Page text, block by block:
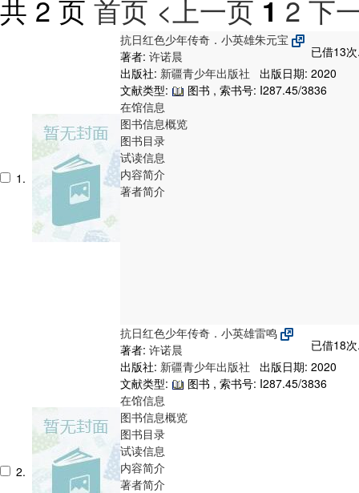
共 2 页 首页 <上一页 1 2 下
1.
抗日红色少年传奇．小英雄朱元宝
已借13
著者: 许诺晨
出版社: 新疆青少年出版社
出版日期: 2020
文献类型:
图书 , 索书号: I287.45/3836
在馆信息
图书信息概览
图书目录
试读信息
内容简介
著者简介
2.
抗日红色少年传奇．小英雄雷鸣
已借18
著者: 许诺晨
出版社: 新疆青少年出版社
出版日期: 2020
文献类型:
图书 , 索书号: I287.45/3836
在馆信息
图书信息概览
图书目录
试读信息
内容简介
著者简介